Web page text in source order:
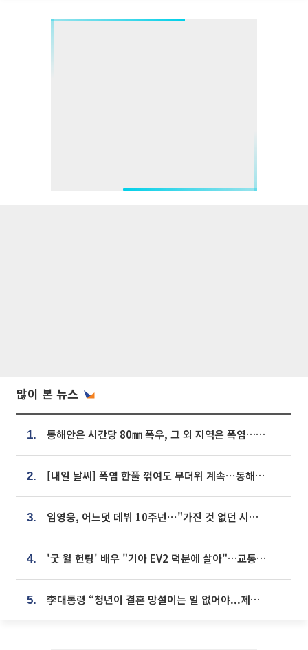
많이 본 뉴스
1. 동해안은 시간당 80㎜ 폭우, 그 외 지역은 폭염…‘극과 극 날씨’
2. [내일 날씨] 폭염 한풀 꺾여도 무더위 계속⋯동해안 이틀 연속 비
3. 임영웅, 어느덧 데뷔 10주년⋯"가진 것 없던 시절, 내 앞엔 20명의 팬뿐"
4. '굿 윌 헌팅' 배우 "기아 EV2 덕분에 살아"…교통사고 후 안전성 극찬
5. 李대통령 “청년이 결혼 망설이는 일 없어야...제도상 불이익 조사”